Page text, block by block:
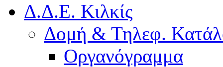
Δ.Δ.Ε. Κιλκίς
Δομή & Τηλεφ.
Οργανόγραμμα